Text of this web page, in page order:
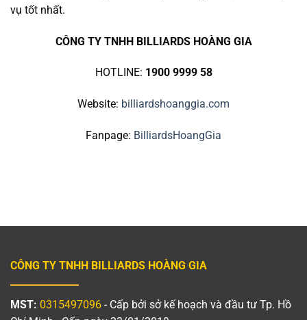
vụ tốt nhất.
CÔNG TY TNHH BILLIARDS HOÀNG GIA
HOTLINE: 1900 9999 58
Website: billiardshoanggia.com
Fanpage: BilliardsHoangGia
CÔNG TY TNHH BILLIARDS HOÀNG GIA
MST: 0315497096 - Cấp bởi sở kế hoạch và đầu tư Tp. Hồ